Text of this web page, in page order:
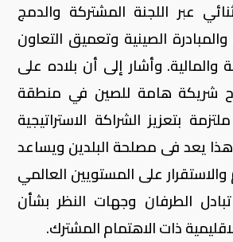
عبر اللجنة المشتركة والدمج
الصينية وتعميق التعاون
وأشار إلى أن بلاده على
شريكة هامة للصين في منطقة
بتعزيز الشراكة الاستراتيجية
"هذا يعد فى مصلحة البلدين ويساعد
على المستويين العالمي
الطرفان وجهات النظر بشأن
ذات الاهتمام المشترك.